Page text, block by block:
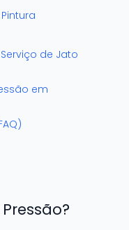
de Jato
em